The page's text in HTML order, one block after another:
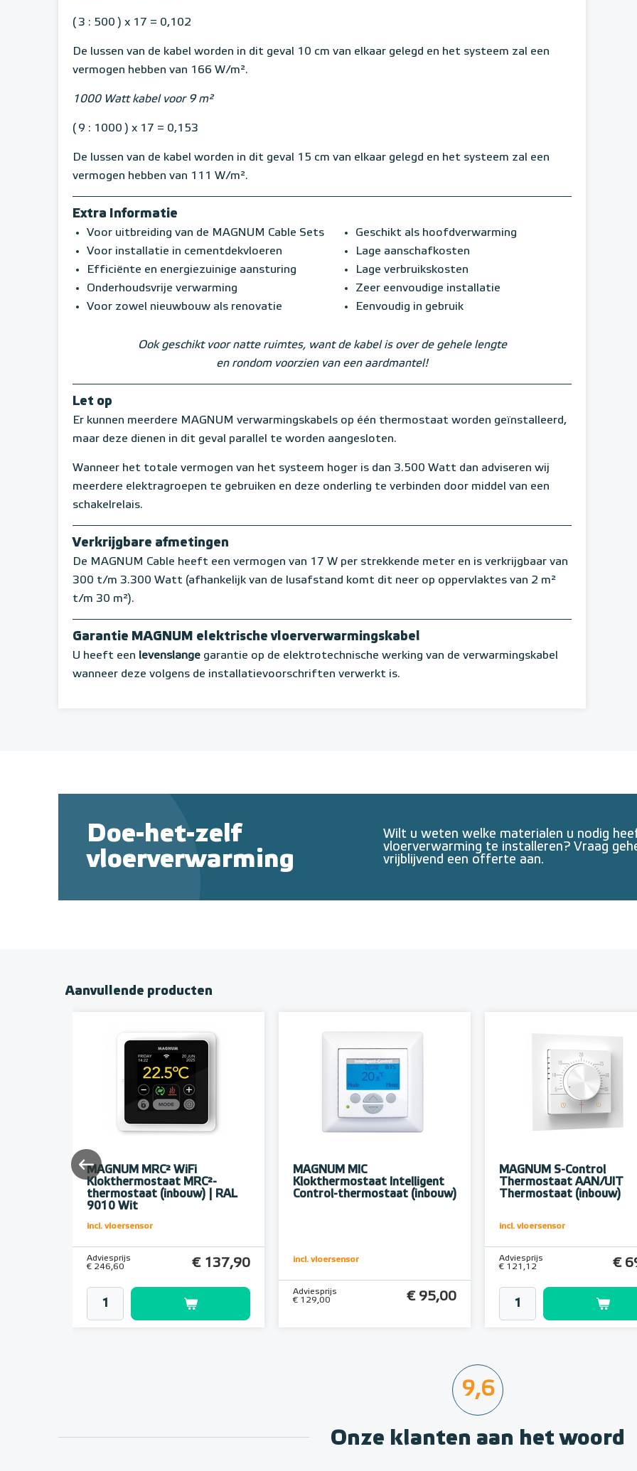
( 3 : 500 ) x 17 = 0,102
De lussen van de kabel worden in dit geval 10 cm van elkaar gelegd en het systeem zal een
vermogen hebben van 166 W/m².
1000 Watt kabel voor 9 m²
( 9 : 1000 ) x 17 = 0,153
De lussen van de kabel worden in dit geval 15 cm van elkaar gelegd en het systeem zal een
vermogen hebben van 111 W/m².
Extra Informatie
Voor uitbreiding van de MAGNUM Cable Sets
Voor installatie in cementdekvloeren
Efficiënte en energiezuinige aansturing
Onderhoudsvrije verwarming
Voor zowel nieuwbouw als renovatie
Geschikt als hoofdverwarming
Lage aanschafkosten
Lage verbruikskosten
Zeer eenvoudige installatie
Eenvoudig in gebruik
Ook geschikt voor natte ruimtes, want de kabel is over de gehele lengte
en rondom voorzien van een aardmantel!
Let op
Er kunnen meerdere MAGNUM verwarmingskabels op één thermostaat worden geïnstalleerd,
maar deze dienen in dit geval parallel te worden aangesloten.
Wanneer het totale vermogen van het systeem hoger is dan 3.500 Watt dan adviseren wij
meerdere elektragroepen te gebruiken en deze onderling te verbinden door middel van een
schakelrelais.
Verkrijgbare afmetingen
De MAGNUM Cable heeft een vermogen van 17 W per strekkende meter en is verkrijgbaar van
300 t/m 3.300 Watt (afhankelijk van de lusafstand komt dit neer op oppervlaktes van 2 m²
t/m 30 m²).
Garantie MAGNUM elektrische vloerverwarmingskabel
U heeft een levenslange garantie op de elektrotechnische werking van de verwarmingskabel
wanneer deze volgens de installatievoorschriften verwerkt is.
Doe-het-zelf
vloerverwarming
Wilt u weten welke materialen u nodig
vloerverwarming te installeren? Vraag
vrijblijvend een offerte aan.
Aanvullende producten
MAGNUM MRC² WiFi
Klokthermostaat MRC²-
thermostaat (inbouw) | RAL
9010 Wit
incl. vloersensor
Adviesprijs
€ 246,60
€ 137,90
MAGNUM MIC
Klokthermostaat Intelligent
Control-thermostaat (inbouw)
incl. vloersensor
Adviesprijs
€ 129,00
€ 95,00
MAGNUM S-Control
Thermostaat AAN/UIT
Thermostaat (inbouw)
incl. vloersensor
Adviesprijs
€ 121,12
€
9,6
Onze klanten aan het woord